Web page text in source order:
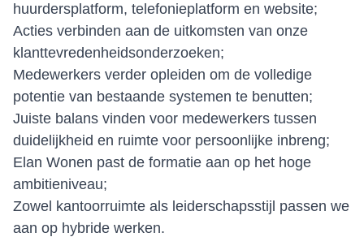
huurdersplatform, telefonieplatform en website;
Acties verbinden aan de uitkomsten van onze
klanttevredenheidsonderzoeken;
Medewerkers verder opleiden om de volledige
potentie van bestaande systemen te benutten;
Juiste balans vinden voor medewerkers tussen
duidelijkheid en ruimte voor persoonlijke inbreng;
Elan Wonen past de formatie aan op het hoge
ambitieniveau;
Zowel kantoorruimte als leiderschapsstijl passen we
aan op hybride werken.